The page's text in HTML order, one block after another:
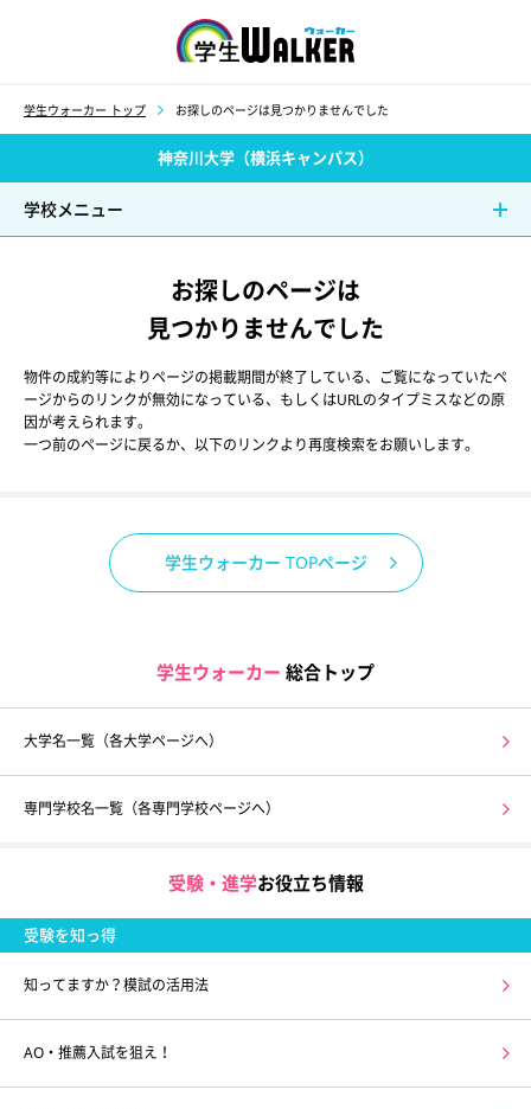
学生ウォーカー トップ お探しのページは見つかりませんでした
神奈川大学（横浜キャンパス）
学校メニュー
お探しのページは
見つかりませんでした
物件の成約等によりページの掲載期間が終了している、ご覧になっていたペ
ージからのリンクが無効になっている、もしくはURLのタイプミスなどの原
因が考えられます。
一つ前のページに戻るか、以下のリンクより再度検索をお願いします。
学生ウォーカー TOPページ
学生ウォーカー 総合トップ
大学名一覧（各大学ページへ）
専門学校名一覧（各専門学校ページへ）
受験・進学お役立ち情報
受験を知っ得
知ってますか？模試の活用法
AO・推薦入試を狙え！